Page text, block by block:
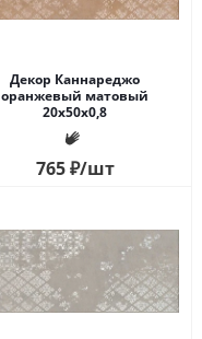
Декор Каннареджо
оранжевый матовый
20x50x0,8
765₽/шт